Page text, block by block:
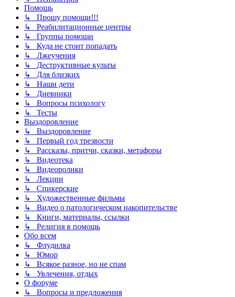
Помощь
↳ Прошу помощи!!!
↳ Реабилитационные центры
↳ Группы помощи
↳ Куда не стоит попадать
↳ Лжеучения
↳ Деструктивные культы
↳ Для близких
↳ Наши дети
↳ Дневники
↳ Вопросы психологу
↳ Тесты
Выздоровление
↳ Выздоровление
↳ Первый год трезвости
↳ Рассказы, притчи, сказки, метафоры
↳ Видеотека
↳ Видеоролики
↳ Лекции
↳ Спикерские
↳ Художественные фильмы
↳ Видео о патологическом накопительстве
↳ Книги, материалы, ссылки
↳ Религия в помощь
Обо всем
↳ Флудилка
↳ Юмор
↳ Всякое разное, но не спам
↳ Увлечения, отдых
О форуме
↳ Вопросы и предложения